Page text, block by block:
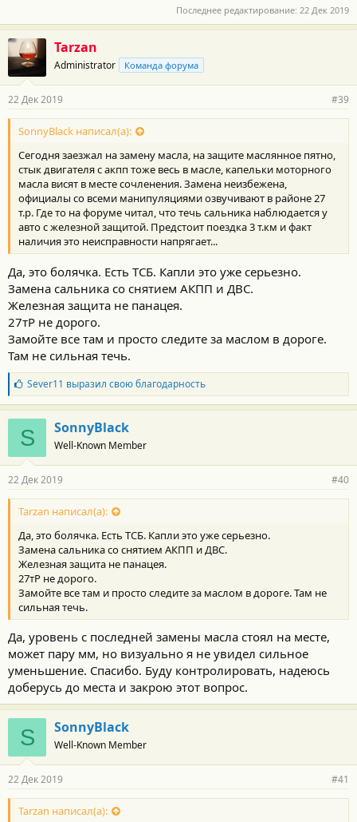
Последнее редактирование: 22 Дек 2019
Tarzan
Administrator Команда форума
22 Дек 2019 #39
SonnyBlack написал(а):
Сегодня заезжал на замену масла, на защите маслянное пятно,
стык двигателя с акпп тоже весь в масле, капельки моторного
масла висят в месте сочленения. Замена неизбежена,
официалы со всеми манипуляциями озвучивают в районе 27
т.р. Где то на форуме читал, что течь сальника наблюдается у
авто с железной защитой. Предстоит поездка 3 т.км и факт
наличия это неисправности напрягает...
Да, это болячка. Есть ТСБ. Капли это уже серьезно.
Замена сальника со снятием АКПП и ДВС.
Железная защита не панацея.
27тР не дорого.
Замойте все там и просто следите за маслом в дороге.
Там не сильная течь.
Б
л
а
г
о
д
а
н
о
с
и
:
Sever11 выразил свою благодарность
S SonnyBlack
Well-Known Member
22 Дек 2019 #40
Tarzan написал(а):
Да, это болячка. Есть ТСБ. Капли это уже серьезно.
Замена сальника со снятием АКПП и ДВС.
Железная защита не панацея.
27тР не дорого.
Замойте все там и просто следите за маслом в дороге. Там не
сильная течь.
Да, уровень с последней замены масла стоял на месте,
может пару мм, но визуально я не увидел сильное
уменьшение. Спасибо. Буду контролировать, надеюсь
доберусь до места и закрою этот вопрос.
S SonnyBlack
Well-Known Member
22 Дек 2019 #41
Tarzan написал(а):